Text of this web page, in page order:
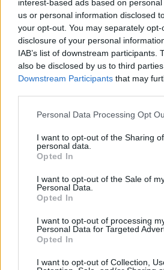
interest-based ads based on
us or personal information disclosed
your opt-out. You may separately
disclosure of your personal
IAB’s list of downstream participants.
also be disclosed by us to third
Downstream Participants that may
Personal Data Processing Opt
I want to opt-out of the Sharing
personal data.
Opted In
I want to opt-out of the Sale of
Personal Data.
Opted In
I want to opt-out of processing
Personal Data for Targeted
Opted In
I want to opt-out of Collection,